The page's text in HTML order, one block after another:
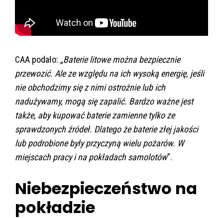
CAA podało: „Baterie litowe można bezpiecznie
przewozić. Ale ze względu na ich wysoką energię, jeśli
nie obchodzimy się z nimi ostrożnie lub ich
nadużywamy, mogą się zapalić. Bardzo ważne jest
także, aby kupować baterie zamienne tylko ze
sprawdzonych źródeł. Dlatego że baterie złej jakości
lub podrobione były przyczyną wielu pożarów. W
miejscach pracy i na pokładach samolotów”.
Niebezpieczeństwo na
pokładzie